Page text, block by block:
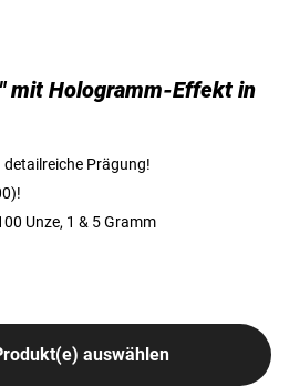
mit Hologramm-Effekt in
Prägung!
Unze, 1 & 5 Gramm
auswählen